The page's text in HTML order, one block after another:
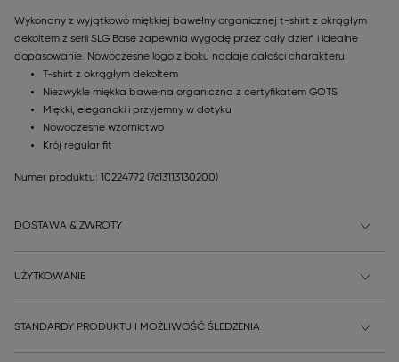
Wykonany z wyjątkowo miękkiej bawełny organicznej t-shirt z okrągłym
dekoltem z serii SLG Base zapewnia wygodę przez cały dzień i idealne
dopasowanie. Nowoczesne logo z boku nadaje całości charakteru.
T-shirt z okrągłym dekoltem
Niezwykle miękka bawełna organiczna z certyfikatem GOTS
Miękki, elegancki i przyjemny w dotyku
Nowoczesne wzornictwo
Krój regular fit
Numer produktu: 10224772 (7613113130200)
DOSTAWA & ZWROTY
UŻYTKOWANIE
STANDARDY PRODUKTU I MOŻLIWOŚĆ ŚLEDZENIA